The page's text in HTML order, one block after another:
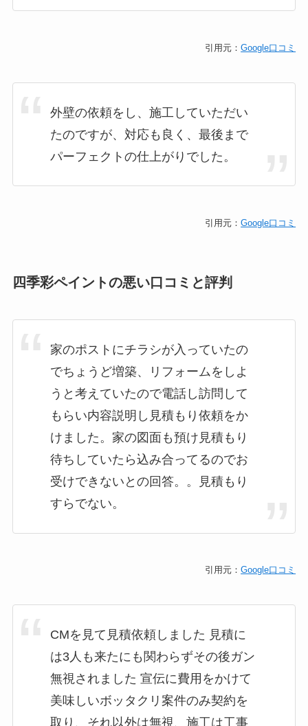
引用元：Google口コミ
外壁の依頼をし、施工していただい
たのですが、対応も良く、最後まで
パーフェクトの仕上がりでした。
引用元：Google口コミ
四季彩ペイントの悪い口コミと評判
家のポストにチラシが入っていたの
でちょうど増築、リフォームをしよ
うと考えていたので電話し訪問して
もらい内容説明し見積もり依頼をか
けました。家の図面も預け見積もり
待ちしていたら込み合ってるのでお
受けできないとの回答。。見積もり
すらでない。
引用元：Google口コミ
CMを見て見積依頼しました 見積に
は3人も来たにも関わらずその後ガン
無視されました 宣伝に費用をかけて
美味しいボッタクリ案件のみ契約を
取り、それ以外は無視、施工は工事